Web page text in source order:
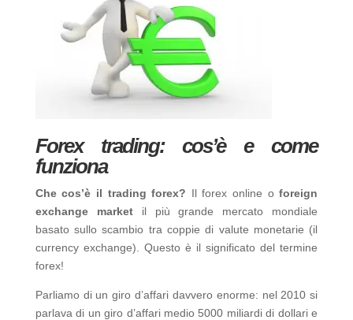
Forex trading: cos’è e come
funziona
Che cos’è il trading forex? Il forex online oforeign
exchange marketil più grande mercato mondiale
basato sullo scambio tra coppie di valute monetarie (il
currency exchange). Questo è il significato del termine
forex!
Parliamo di un giro d’affari davvero enorme: nel 2010 si
parlava di un giro d’affari medio 5000 miliardi di dollari e